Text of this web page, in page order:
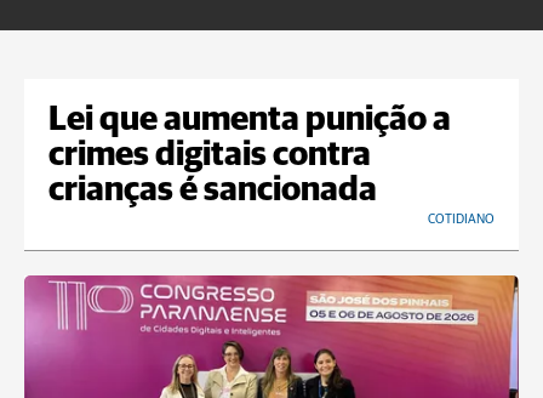
Lei que aumenta punição a
crimes digitais contra
crianças é sancionada
COTIDIANO